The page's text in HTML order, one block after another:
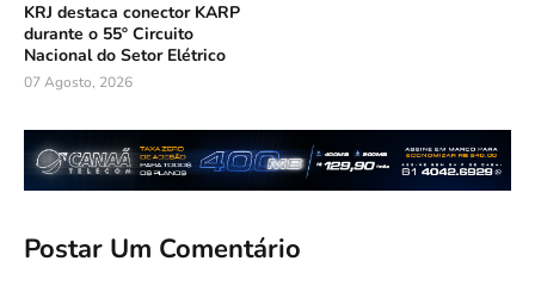
KRJ destaca conector KARP
durante o 55º Circuito
Nacional do Setor Elétrico
07 Agosto, 2026
Postar Um Comentário